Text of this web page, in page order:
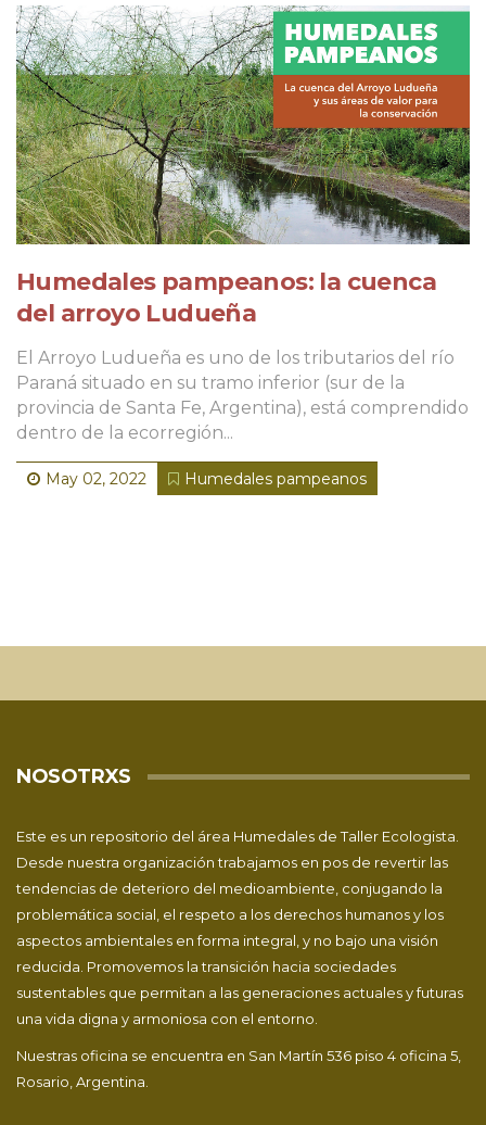
Humedales pampeanos: la cuenca
del arroyo Ludueña
El Arroyo Ludueña es uno de los tributarios del río
Paraná situado en su tramo inferior (sur de la
provincia de Santa Fe, Argentina), está comprendido
dentro de la ecorregión...
May 02, 2022 Humedales pampeanos
NOSOTRXS
Este es un repositorio del área Humedales deTaller Ecologista
Desde nuestra organización trabajamos en pos de revertir las
tendencias de deterioro del medioambiente, conjugando la
problemática social, el respeto a los derechos humanos y los
aspectos ambientales en forma integral, y no bajo una visión
reducida. Promovemos la transición hacia sociedades
sustentables que permitan a las generaciones actuales y futuras
una vida digna y armoniosa con el entorno.
Nuestras oficina se encuentra en San Martín 536 piso 4 oficina 5,
Rosario, Argentina.